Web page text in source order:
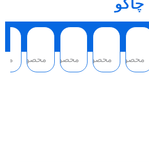
محصول محصول محصول محصول